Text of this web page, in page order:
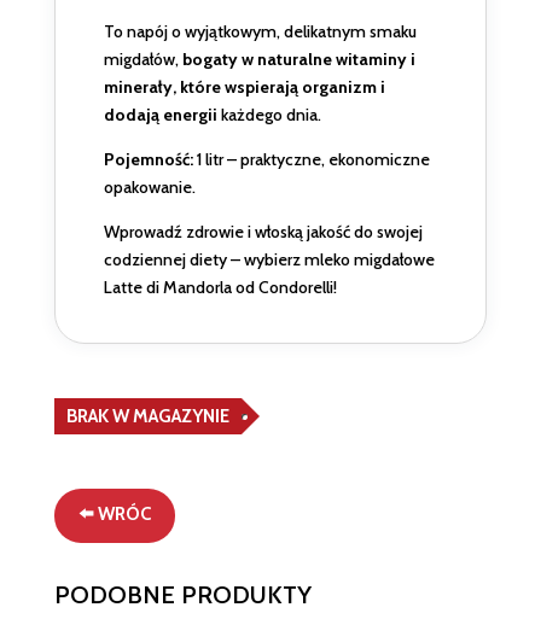
To napój o wyjątkowym, delikatnym smaku
migdałów, bogaty w naturalne witaminy i
minerały, które wspierają organizm i
dodają energii każdego dnia.
Pojemność:1 litr – praktyczne, ekonomiczne
opakowanie.
Wprowadź zdrowie i włoską jakość do swojej
codziennej diety – wybierz mleko migdałowe
Latte di Mandorla od Condorelli!
BRAK W MAGAZYNIE
⬅️ WRÓC
PODOBNE PRODUKTY